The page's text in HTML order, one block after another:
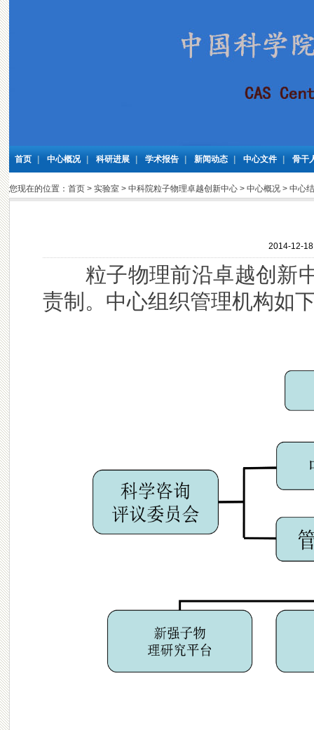
首页 中心概况 科研进展 学术报告 新闻动态 中心文件 骨干
您现在的位置： 首页> 实验室> 中科院粒子物理卓越创新中心> 中心概况> 中心
2014-12-
粒子物理前沿卓越创新
责制。中心组织管理机构如